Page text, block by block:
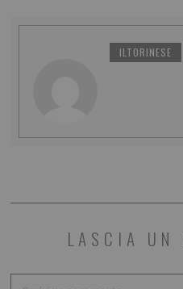
ILTORINESE
LASCIA UN